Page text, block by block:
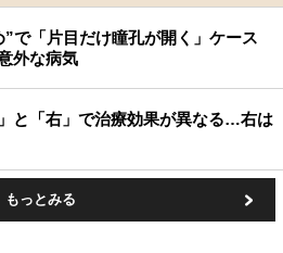
”で「片目だけ瞳孔が開く」ケース
外な病気
と「右」で治療効果が異なる…右は
もっとみる